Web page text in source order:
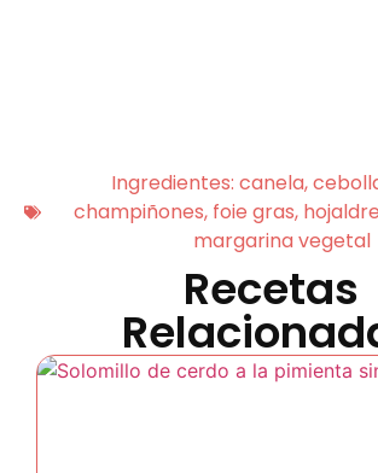
Ingredientes: canela,
champiñones, foie gras, hojaldre
margarina vegetal
Recetas